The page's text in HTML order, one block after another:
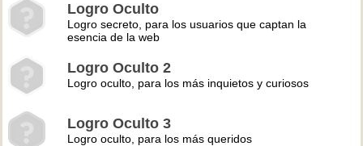
Logro Oculto
Logro secreto, para los usuarios que captan la
esencia de la web
Logro Oculto 2
Logro oculto, para los más inquietos y curiosos
Logro Oculto 3
Logro oculto, para los más queridos